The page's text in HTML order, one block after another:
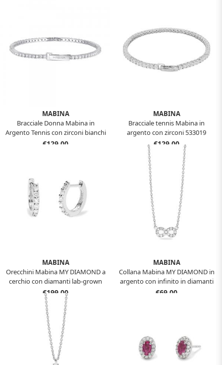
MABINA
Bracciale Donna Mabina in
Argento Tennis con zirconi bianchi
533355-17
€129,00
MABINA
Bracciale tennis Mabina in
argento con zirconi 533019
€129,00
MABINA
Orecchini Mabina MY DIAMOND a
cerchio con diamanti lab-grown
0,025 carati 563993
€199,00
MABINA
Collana Mabina MY DIAMOND in
argento con infinito in diamanti
lab-grown 0,009 carati 553922
€69,00